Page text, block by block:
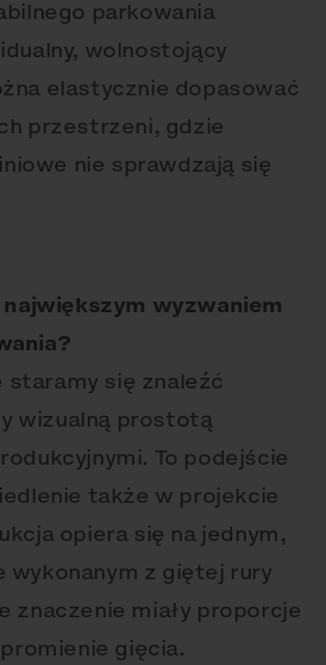
parkowania
wolnostojący
elastycznie dopasować
przestrzeni, gdzie
nie sprawdzają się
największym wyzwaniem
się znaleźć
wizualną prostotą
To podejście
także w projekcie
opiera się na jednym,
wykonanym z giętej rury
znaczenie miały proporcje
gięcia.